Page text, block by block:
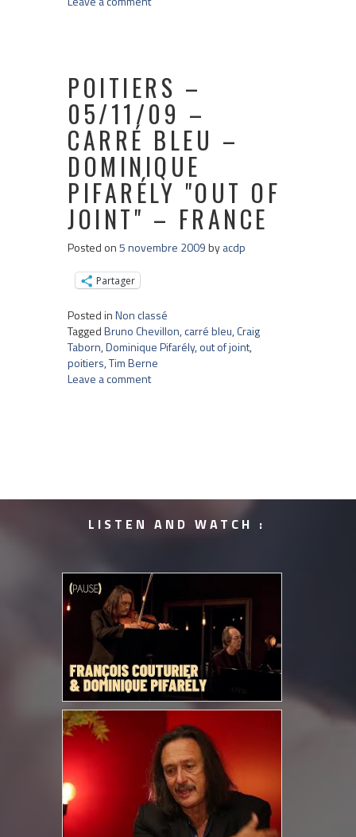
POITIERS –
05/11/09 –
CARRÉ BLEU –
DOMINIQUE
PIFARÉLY "OUT OF
JOINT" – FRANCE
Posted on5 novembre 2009byacdp
Partager
Posted inNon classé
TaggedBruno Chevillon,carré bleu,Craig
Taborn,Dominique Pifarély,out of joint,
poitiers,Tim Berne
Leave a comment
LISTEN AND WATCH :